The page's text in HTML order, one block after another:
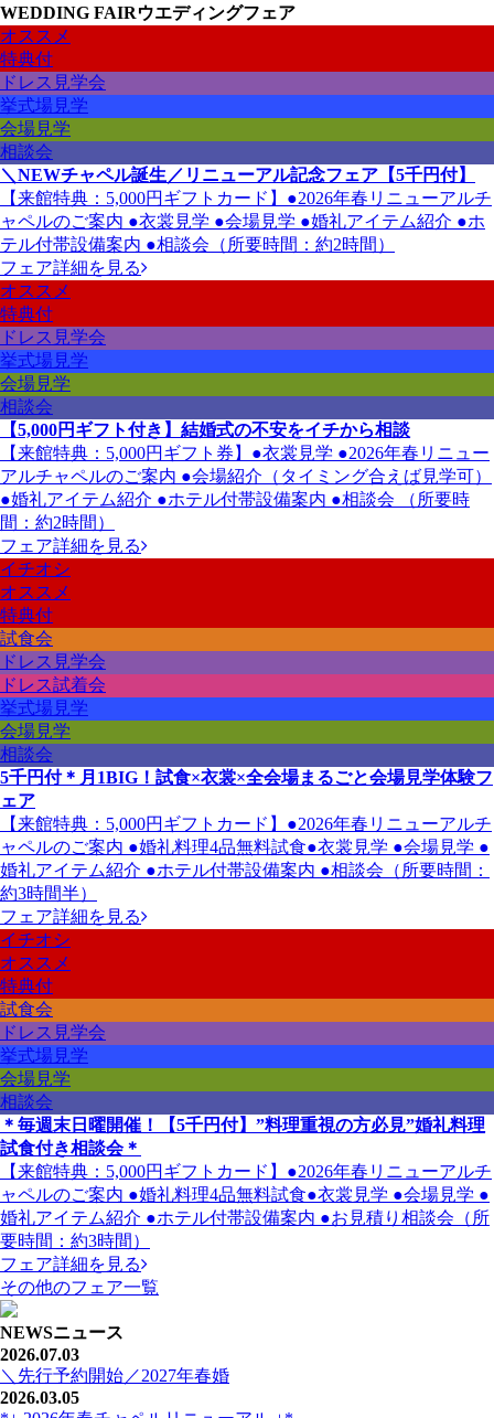
WEDDING FAIRウエディングフェア
オススメ
特典付
ドレス見学会
挙式場見学
会場見学
相談会
＼NEWチャペル誕生／リニューアル記念フェア【5千円付】
【来館特典：5,000円ギフトカード】●2026年春リニューアルチ
ャペルのご案内 ●衣裳見学 ●会場見学 ●婚礼アイテム紹介 ●ホ
テル付帯設備案内 ●相談会（所要時間：約2時間）
フェア詳細を見る
オススメ
特典付
ドレス見学会
挙式場見学
会場見学
相談会
【5,000円ギフト付き】結婚式の不安をイチから相談
【来館特典：5,000円ギフト券】●衣裳見学 ●2026年春リニュー
アルチャペルのご案内 ●会場紹介（タイミング合えば見学可）
●婚礼アイテム紹介 ●ホテル付帯設備案内 ●相談会 （所要時
間：約2時間）
フェア詳細を見る
イチオシ
オススメ
特典付
試食会
ドレス見学会
ドレス試着会
挙式場見学
会場見学
相談会
5千円付＊月1BIG！試食×衣裳×全会場まるごと会場見学体験フ
ェア
【来館特典：5,000円ギフトカード】●2026年春リニューアルチ
ャペルのご案内 ●婚礼料理4品無料試食●衣裳見学 ●会場見学 ●
婚礼アイテム紹介 ●ホテル付帯設備案内 ●相談会（所要時間：
約3時間半）
フェア詳細を見る
イチオシ
オススメ
特典付
試食会
ドレス見学会
挙式場見学
会場見学
相談会
＊毎週末日曜開催！【5千円付】”料理重視の方必見”婚礼料理
試食付き相談会＊
【来館特典：5,000円ギフトカード】●2026年春リニューアルチ
ャペルのご案内 ●婚礼料理4品無料試食●衣裳見学 ●会場見学 ●
婚礼アイテム紹介 ●ホテル付帯設備案内 ●お見積り相談会（所
要時間：約3時間）
フェア詳細を見る
その他のフェア一覧
NEWSニュース
2026.07.03
＼先行予約開始／2027年春婚
2026.03.05